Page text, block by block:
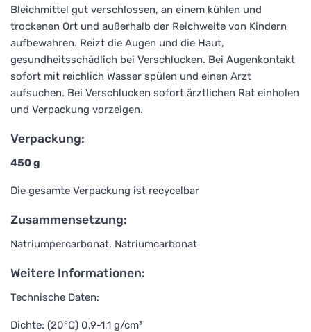
Bleichmittel gut verschlossen, an einem kühlen und
trockenen Ort und außerhalb der Reichweite von Kindern
aufbewahren. Reizt die Augen und die Haut,
gesundheitsschädlich bei Verschlucken. Bei Augenkontakt
sofort mit reichlich Wasser spülen und einen Arzt
aufsuchen. Bei Verschlucken sofort ärztlichen Rat einholen
und Verpackung vorzeigen.
Verpackung:
450 g
Die gesamte Verpackung ist recycelbar
Zusammensetzung:
Natriumpercarbonat, Natriumcarbonat
Weitere Informationen:
Technische Daten:
Dichte: (20°C) 0,9-1,1 g/cm³